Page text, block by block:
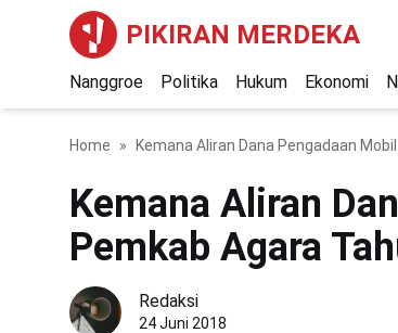
PIKIRAN MERDEKA
Nanggroe Politika Hukum Ekonomi
Home Kemana Aliran Dana Pengadaan
Kemana Aliran
Pemkab Agara
Redaksi
24 Juni 2018